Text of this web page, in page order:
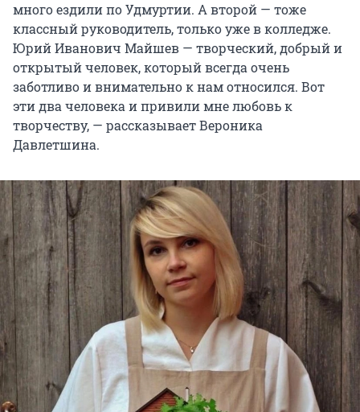
много ездили по Удмуртии. А второй — тоже
классный руководитель, только уже в колледже.
Юрий Иванович Майшев — творческий, добрый и
открытый человек, который всегда очень
заботливо и внимательно к нам относился. Вот
эти два человека и привили мне любовь к
творчеству, — рассказывает Вероника
Давлетшина.